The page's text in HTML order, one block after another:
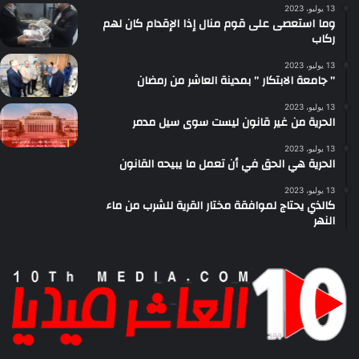
13 يوليو، 2023
وما استعصى على قوم منال إذا الإقدام كان لهم
ركاب
13 يوليو، 2023
” جامعة الابتكار ” بمدينة العاشر من رمضان
13 يوليو، 2023
الحرية من غير قانون ليست سوى سيل مدمر
13 يوليو، 2023
الحرية هي الحق في أن تعمل ما يبيحه القانون
13 يوليو، 2023
كالذي يحتاج لموافقة مختار القرية للشرب من ماء
النهر